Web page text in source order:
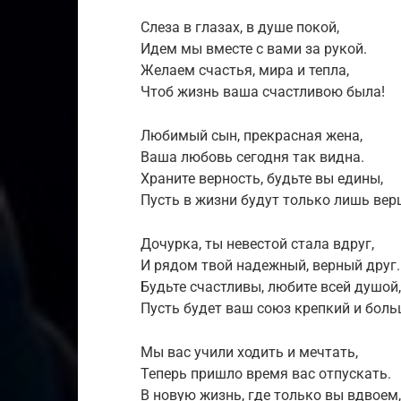
Слеза в глазах, в душе покой,
Идем мы вместе с вами за рукой.
Желаем счастья, мира и тепла,
Чтоб жизнь ваша счастливою была!
Любимый сын, прекрасная жена,
Ваша любовь сегодня так видна.
Храните верность, будьте вы едины,
Пусть в жизни будут только лишь
Дочурка, ты невестой стала вдруг,
И рядом твой надежный, верный друг.
Будьте счастливы, любите всей душой,
Пусть будет ваш союз крепкий и
Мы вас учили ходить и мечтать,
Теперь пришло время вас отпускать.
В новую жизнь, где только вы вдвоем,